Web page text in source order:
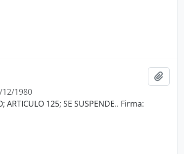
12/1980
ARTICULO 125; SE SUSPENDE.. Firma: